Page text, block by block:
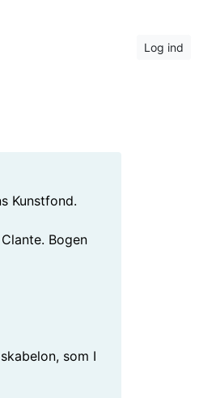
Log ind
Kunstfond.
Bogen
som I